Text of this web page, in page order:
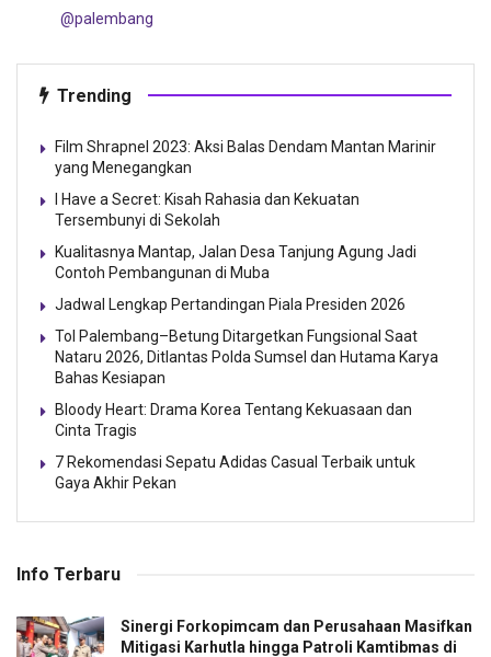
@palembang
Trending
Film Shrapnel 2023: Aksi Balas Dendam Mantan Marinir
yang Menegangkan
I Have a Secret: Kisah Rahasia dan Kekuatan
Tersembunyi di Sekolah
Kualitasnya Mantap, Jalan Desa Tanjung Agung Jadi
Contoh Pembangunan di Muba
Jadwal Lengkap Pertandingan Piala Presiden 2026
Tol Palembang–Betung Ditargetkan Fungsional Saat
Nataru 2026, Ditlantas Polda Sumsel dan Hutama Karya
Bahas Kesiapan
Bloody Heart: Drama Korea Tentang Kekuasaan dan
Cinta Tragis
7 Rekomendasi Sepatu Adidas Casual Terbaik untuk
Gaya Akhir Pekan
Info Terbaru
Sinergi Forkopimcam dan Perusahaan Masifkan
Mitigasi Karhutla hingga Patroli Kamtibmas di